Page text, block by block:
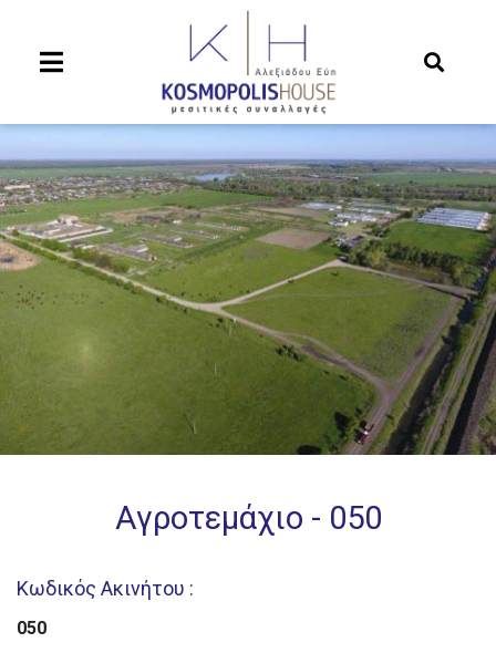
Αγροτεμάχιο - 050
Κωδικός Ακινήτου :
050